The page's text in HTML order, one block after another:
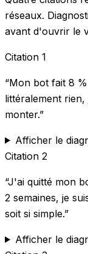
réseaux.
avant d'ouvrir le
Citation 1
“Mon bot fait 8
littéralement
monter.”
Afficher le
Citation 2
“J'ai quitté mon
2 semaines, je
soit si simple.”
Afficher le